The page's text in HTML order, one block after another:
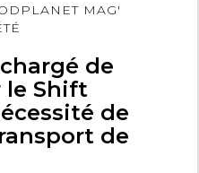
MAG'
de
le Shift
de
de